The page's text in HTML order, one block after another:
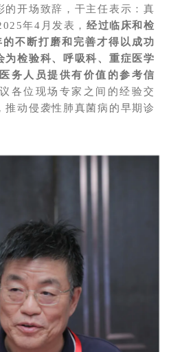
的开场致辞，干主任表示：真
年4月发表，经过临床和检
不断打磨和完善才得以成功
为检验科、呼吸科、重症医学
务人员提供有价值的参考信
各位现场专家之间的经验交
推动侵袭性肺真菌病的早期诊